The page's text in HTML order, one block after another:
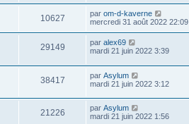
10627 par om-d-kaverne
mercredi 31 août 2022 22:09
29149 par alex69
mardi 21 juin 2022 3:39
38417 par Asylum
mardi 21 juin 2022 3:12
21226 par Asylum
mardi 21 juin 2022 1:56